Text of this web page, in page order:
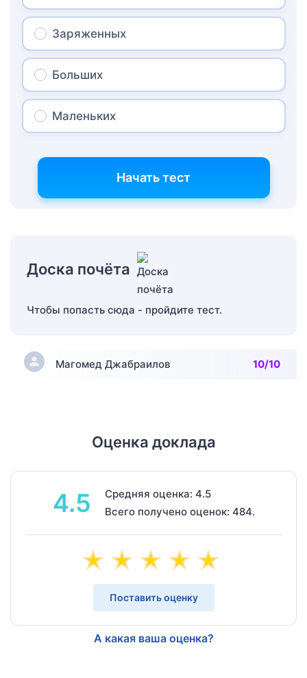
Заряженных
Больших
Маленьких
Начать тест
Доска почёта
Чтобы попасть сюда - пройдите тест.
Магомед Джабраилов 10/10
Оценка доклада
4.5
Средняя оценка: 4.5
Всего получено оценок: 484.
Поставить оценку
А какая ваша оценка?